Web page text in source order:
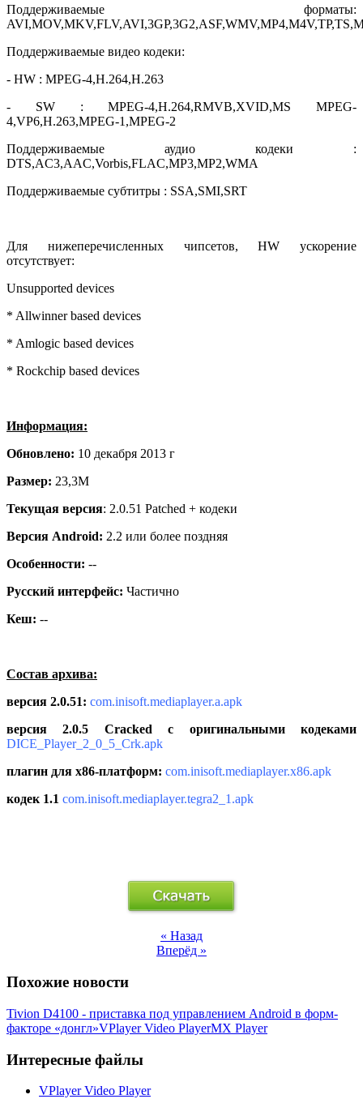
Поддерживаемые форматы:
Поддерживаемые видео кодеки:
- HW : MPEG-4,H.264,H.263
- SW : MPEG-4,H.264,RMVB,XVID,MS MPEG-
4,VP6,H.263,MPEG-1,MPEG-2
Поддерживаемые аудио кодеки :
DTS,AC3,AAC,Vorbis,FLAC,MP3,MP2,WMA
Поддерживаемые субтитры : SSA,SMI,SRT
Для нижеперечисленных чипсетов, HW ускорение
отсутствует:
Unsupported devices
* Allwinner based devices
* Amlogic based devices
* Rockchip based devices
Информация:
Обновлено: 10 декабря 2013 г
Размер: 23,3M
Текущая версия: 2.0.51 Patched + кодеки
Версия Android: 2.2 или более поздняя
Особенности: --
Русский интерфейс: Частично
Кеш: --
Состав архива:
версия 2.0.51: com.inisoft.mediaplayer.a.apk
версия 2.0.5 Cracked с оригинальными кодеками
DICE_Player_2_0_5_Crk.apk
плагин для x86-платформ: com.inisoft.mediaplayer.x86.apk
кодек 1.1 com.inisoft.mediaplayer.tegra2_1.apk
« Назад
Вперёд »
Похожие новости
Tivion D4100 - приставка под управлением Android в форм-
факторе «донгл»VPlayer Video PlayerMX Player
Интересные файлы
VPlayer Video Player